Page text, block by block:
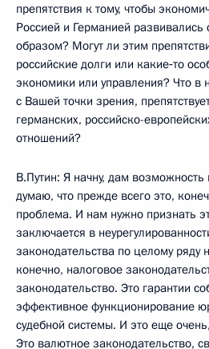
препятствия к тому, чтобы
Россией и Германией
образом? Могут ли этим
российские долги или какие‑то
экономики или управления? Что в
с Вашей точки зрения,
германских, российско-
отношений?
В.Путин: Я начну, дам возможность
думаю, что прежде всего это,
проблема. И нам нужно признать
заключается в
законодательства по целому ряду
конечно, налоговое
законодательство. Это гарантии
эффективное функционирование
судебной системы. И это еще
Это валютное законодательство,